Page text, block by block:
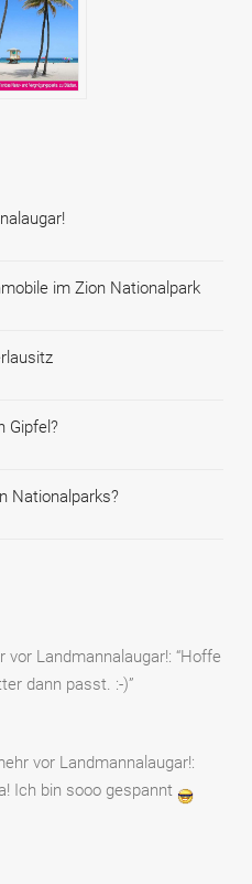
im Zion Nationalpark
Gipfel?
Nationalparks?
vor Landmannalaugar!: “Hoffe
dann passt. :-)”
vor Landmannalaugar!:
Ich bin sooo gespannt